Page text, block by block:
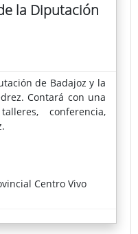
la Diputación
de Badajoz y la
Contará con una
conferencia,
Centro Vivo